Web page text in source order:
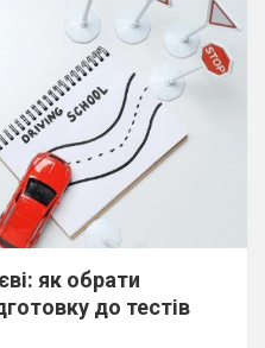
як обрати
до тестів